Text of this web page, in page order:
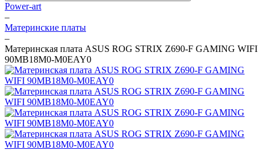
Power-art
–
Материнские платы
–
Материнская плата ASUS ROG STRIX Z690-F GAMING WIFI
90MB18M0-M0EAY0